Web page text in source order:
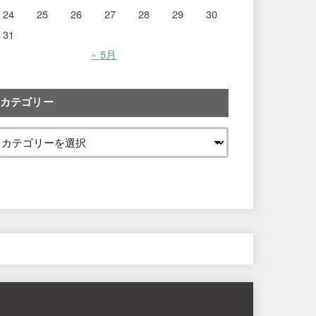
24
25 26 27 28 29
30
31
« 5月
カテゴリー